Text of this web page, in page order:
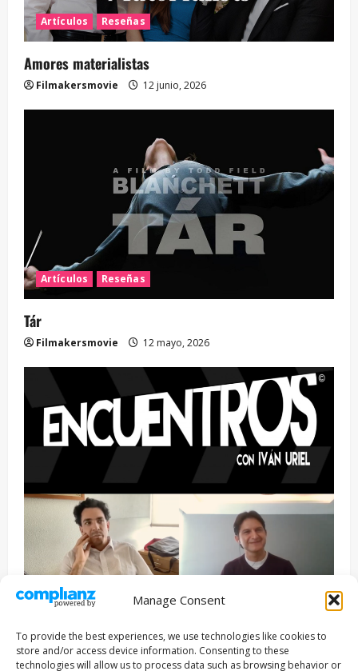
Manage Consent
To provide the best experiences, we use technologies like cookies to
store and/or access device information. Consenting to these
technologies will allow us to process data such as browsing behavior or
Artículos Reseñas
Amores materialistas
Filmakersmovie 12 junio, 2026
Artículos Reseñas
Tár
Filmakersmovie 12 mayo, 2026
Entrevista Series
ENCUENTROS CON IVÁN URIEL T3E22: JUAN PATRICIO
RIVEROLL